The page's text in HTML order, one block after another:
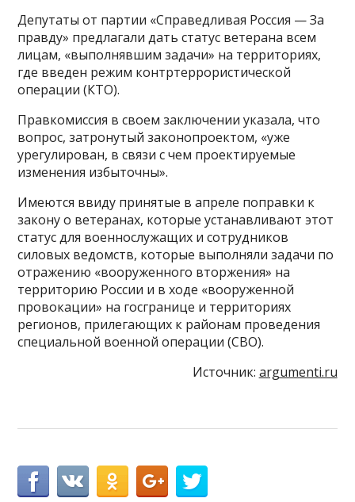
Депутаты от партии «Справедливая Россия — За
правду» предлагали дать статус ветерана всем
лицам, «выполнявшим задачи» на территориях,
где введен режим контртеррористической
операции (КТО).
Правкомиссия в своем заключении указала, что
вопрос, затронутый законопроектом, «уже
урегулирован, в связи с чем проектируемые
изменения избыточны».
Имеются ввиду принятые в апреле поправки к
закону о ветеранах, которые устанавливают этот
статус для военнослужащих и сотрудников
силовых ведомств, которые выполняли задачи по
отражению «вооруженного вторжения» на
территорию России и в ходе «вооруженной
провокации» на госгранице и территориях
регионов, прилегающих к районам проведения
специальной военной операции (СВО).
Источник: argumenti.ru